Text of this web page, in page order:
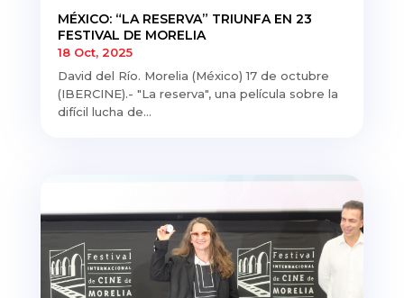
MÉXICO: “LA RESERVA” TRIUNFA EN 23
FESTIVAL DE MORELIA
18 Oct, 2025
David del Río. Morelia (México) 17 de octubre
(IBERCINE).- "La reserva", una película sobre la
difícil lucha de...